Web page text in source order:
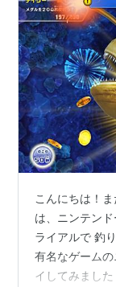
こんにちは！
は、ニンテン
ライアルで 釣
有名なゲーム
イしてみまし